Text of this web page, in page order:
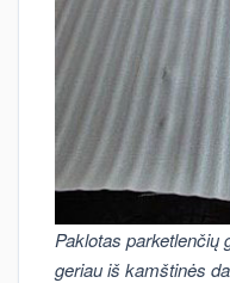
Paklotas parketlenčių
geriau iš kamštinės